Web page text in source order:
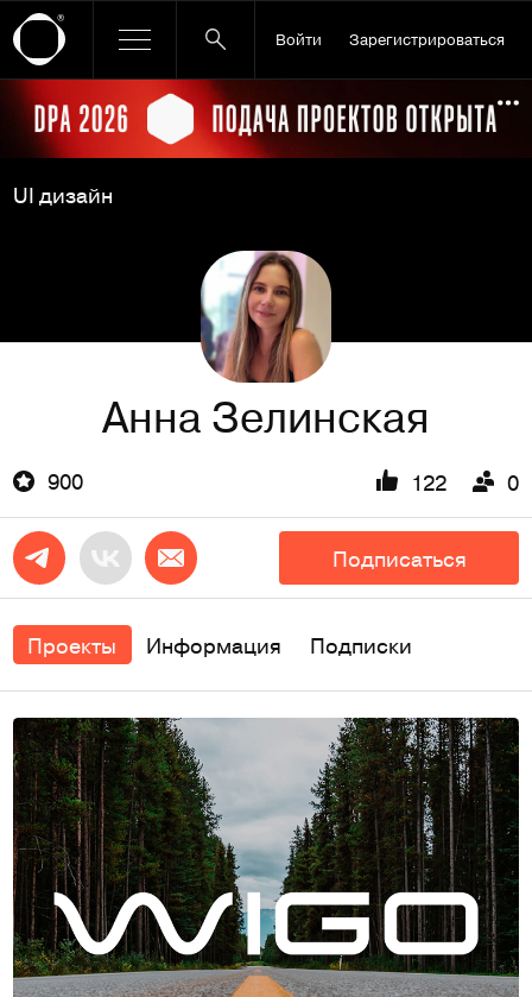
Войти Зарегистрироваться
Ссылка баннера
UI дизайн
Анна Зелинская
900 122 0
Подписаться
Проекты Информация Подписки